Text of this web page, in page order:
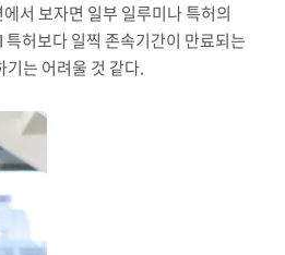
서 보자면 일부 일루미나 특허의
허보다 일찍 존속기간이 만료되는
기는 어려울 것 같다.